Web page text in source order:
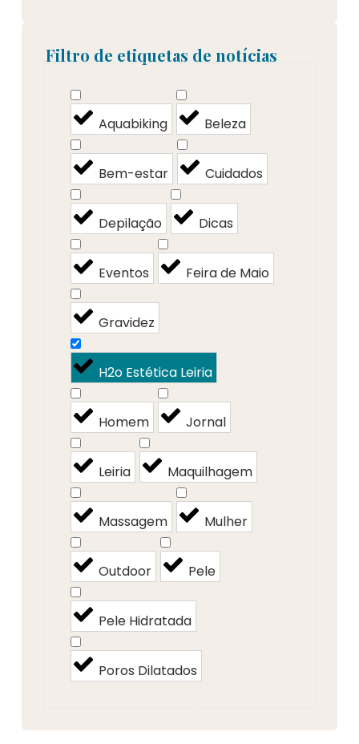
Filtro de etiquetas de notícias
Aquabiking Beleza
Bem-estar Cuidados
Depilação Dicas
Eventos Feira de Maio
Gravidez
H2o Estética Leiria
Homem Jornal
Leiria Maquilhagem
Massagem Mulher
Outdoor Pele
Pele Hidratada
Poros Dilatados